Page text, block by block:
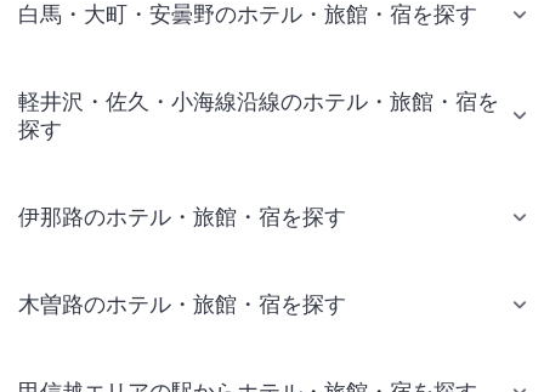
白馬・大町・安曇野のホテル・旅館・宿を探す
軽井沢・佐久・小海線沿線のホテル・旅館・宿を
探す
伊那路のホテル・旅館・宿を探す
木曽路のホテル・旅館・宿を探す